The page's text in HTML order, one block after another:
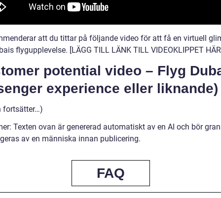
att du tittar på följande video för att få en virtuell
flygupplevelse. [LÄGG TILL LÄNK TILL VIDEOKLIPPET
potential video – Flyg
experience eller liknande)
fortsätter…)
Texten ovan är genererad automatiskt av en AI och bör
av en människa innan publicering.
FAQ